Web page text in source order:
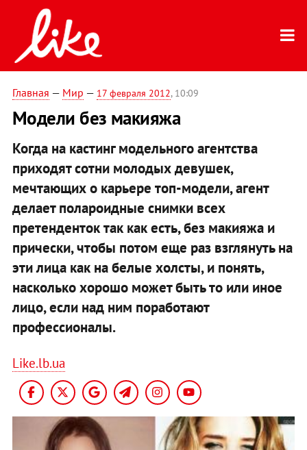
Главная — Мир — 17 февраля 2012, 10:09
Модели без макияжа
Когда на кастинг модельного агентства
приходят сотни молодых девушек,
мечтающих о карьере топ-модели, агент
делает полароидные снимки всех
претенденток так как есть, без макияжа и
прически, чтобы потом еще раз взглянуть на
эти лица как на белые холсты, и понять,
насколько хорошо может быть то или иное
лицо, если над ним поработают
профессионалы.
Like.lb.ua